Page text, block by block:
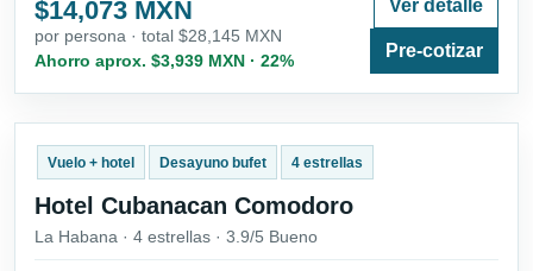
$14,073 MXN
por persona · total $28,145 MXN
Ahorro aprox. $3,939 MXN · 22%
Ver detalle
Pre-cotizar
Vuelo + hotel Desayuno bufet 4 estrellas
Hotel Cubanacan Comodoro
La Habana · 4 estrellas · 3.9/5 Bueno